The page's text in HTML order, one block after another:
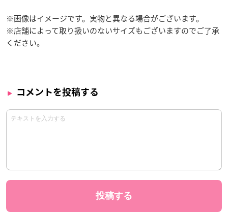
※画像はイメージです。実物と異なる場合がございます。
※店舗によって取り扱いのないサイズもございますのでご了承
ください。
コメントを投稿する